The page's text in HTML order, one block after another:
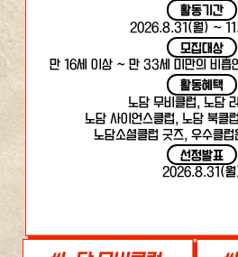
활동기간
2026.8.31(월) ~
모집대상
만 16세 이상 ~ 만 33세 미만의 비흡
활동혜택
노담 무비클럽, 노담
노담 사이언스클럽, 노담 북클
노담소셜클럽 굿즈, 우수클
선정발표
2026.8.31(